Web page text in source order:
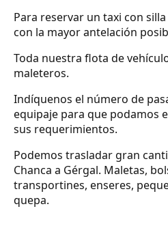
Para reservar un taxi con
con la mayor antelación
Toda nuestra flota de
maleteros.
Indíquenos el número de
equipaje para que podamos
sus requerimientos.
Podemos trasladar gran
Chanca a Gérgal. Maletas,
transportines, enseres,
quepa.